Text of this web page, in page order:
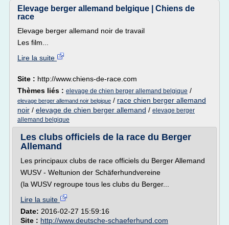
Elevage berger allemand belgique | Chiens de
race
Elevage berger allemand noir de travail
Les film...
Lire la suite
Site : http://www.chiens-de-race.com
Thèmes liés : elevage de chien berger allemand belgique /
elevage berger allemand noir belgique / race chien berger allemand
noir / elevage de chien berger allemand / elevage berger
allemand belgique
Les clubs officiels de la race du Berger
Allemand
Les principaux clubs de race officiels du Berger Allemand
WUSV - Weltunion der Schäferhundvereine
(la WUSV regroupe tous les clubs du Berger...
Lire la suite
Date: 2016-02-27 15:59:16
Site : http://www.deutsche-schaeferhund.com